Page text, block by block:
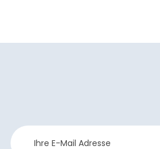
Newsletter
Anmeldung